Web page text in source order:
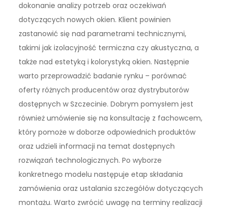
dokonanie analizy potrzeb oraz oczekiwań
dotyczących nowych okien. Klient powinien
zastanowić się nad parametrami technicznymi,
takimi jak izolacyjność termiczna czy akustyczna, a
także nad estetyką i kolorystyką okien. Następnie
warto przeprowadzić badanie rynku – porównać
oferty różnych producentów oraz dystrybutorów
dostępnych w Szczecinie. Dobrym pomysłem jest
również umówienie się na konsultację z fachowcem,
który pomoże w doborze odpowiednich produktów
oraz udzieli informacji na temat dostępnych
rozwiązań technologicznych. Po wyborze
konkretnego modelu następuje etap składania
zamówienia oraz ustalania szczegółów dotyczących
montażu. Warto zwrócić uwagę na terminy realizacji